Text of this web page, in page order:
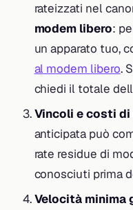
rateizzati nel
modem libero:
un apparato tuo,
al modem libero.
chiedi il totale
Vincoli e costi
anticipata può
rate residue di
conosciuti prima
Velocità minima